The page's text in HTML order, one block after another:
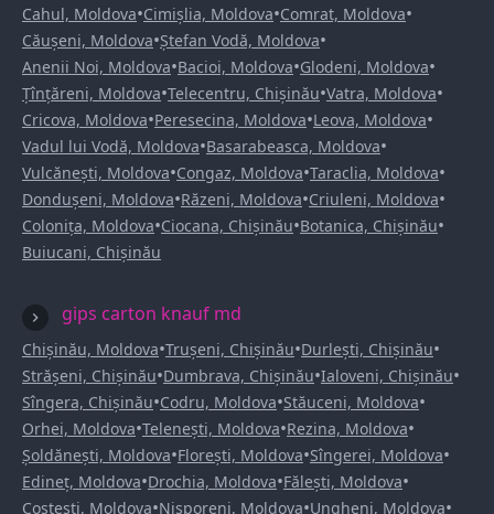
Cahul, Moldova•Cimișlia, Moldova•Comrat, Moldova•
Căușeni, Moldova•Ștefan Vodă, Moldova•
Anenii Noi, Moldova•Bacioi, Moldova•Glodeni, Moldova•
Țînțăreni, Moldova•Telecentru, Chișinău•Vatra, Moldova•
Cricova, Moldova•Peresecina, Moldova•Leova, Moldova•
Vadul lui Vodă, Moldova•Basarabeasca, Moldova•
Vulcănești, Moldova•Congaz, Moldova•Taraclia, Moldova•
Dondușeni, Moldova•Răzeni, Moldova•Criuleni, Moldova•
Colonița, Moldova•Ciocana, Chișinău•Botanica, Chișinău•
Buiucani, Chișinău
gips carton knauf md
Chișinău, Moldova•Trușeni, Chișinău•Durlești, Chișinău•
Strășeni, Chișinău•Dumbrava, Chișinău•Ialoveni, Chișinău•
Sîngera, Chișinău•Codru, Moldova•Stăuceni, Moldova•
Orhei, Moldova•Telenești, Moldova•Rezina, Moldova•
Șoldănești, Moldova•Florești, Moldova•Sîngerei, Moldova•
Edineț, Moldova•Drochia, Moldova•Fălești, Moldova•
Costești, Moldova•Nisporeni, Moldova•Ungheni, Moldova•